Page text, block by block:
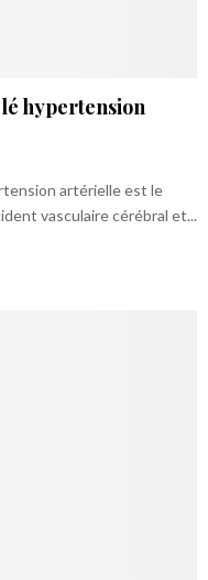
hypertension
artérielle est le
vasculaire cérébral et...